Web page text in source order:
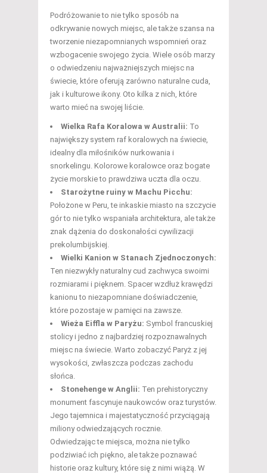
Podróżowanie to nie tylko sposób na
odkrywanie nowych miejsc, ale także szansa na
tworzenie niezapomnianych wspomnień oraz
wzbogacenie swojego życia. Wiele osób marzy
o odwiedzeniu najważniejszych miejsc na
świecie, które oferują zarówno naturalne cuda,
jak i kulturowe ikony. Oto kilka z nich, które
warto mieć na swojej liście.
Wielka Rafa Koralowa w Australii: To
największy system raf koralowych na świecie,
idealny dla miłośników nurkowania i
snorkelingu. Kolorowe koralowce oraz bogate
życie morskie to prawdziwa uczta dla oczu.
Starożytne ruiny w Machu Picchu:
Położone w Peru, te inkaskie miasto na szczycie
gór to nie tylko wspaniała architektura, ale także
znak dążenia do doskonałości cywilizacji
prekolumbijskiej.
Wielki Kanion w Stanach Zjednoczonych:
Ten niezwykły naturalny cud zachwyca swoimi
rozmiarami i pięknem. Spacer wzdłuż krawędzi
kanionu to niezapomniane doświadczenie,
które pozostaje w pamięci na zawsze.
Wieża Eiffla w Paryżu: Symbol francuskiej
stolicy i jedno z najbardziej rozpoznawalnych
miejsc na świecie. Warto zobaczyć Paryż z jej
wysokości, zwłaszcza podczas zachodu
słońca.
Stonehenge w Anglii: Ten prehistoryczny
monument fascynuje naukowców oraz turystów.
Jego tajemnica i majestatyczność przyciągają
miliony odwiedzających rocznie.
Odwiedzając te miejsca, można nie tylko
podziwiać ich piękno, ale także poznawać
historie oraz kultury, które się z nimi wiążą. W